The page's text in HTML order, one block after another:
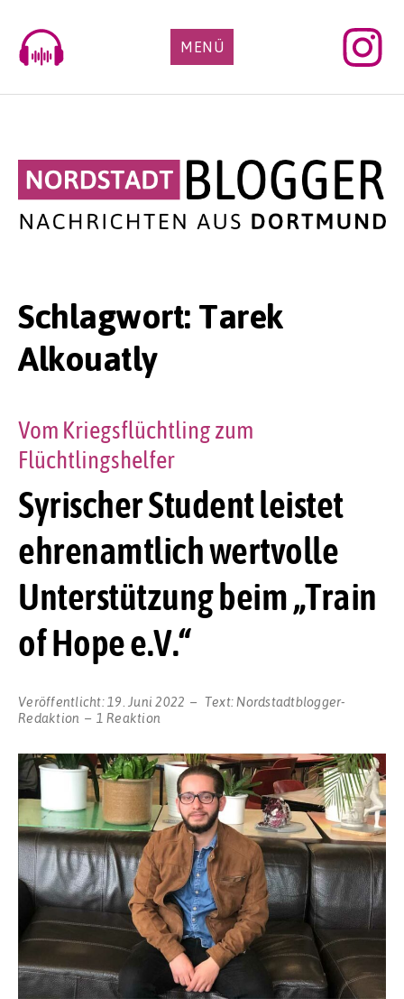
content
MENÜ
Schlagwort: Tarek
Alkouatly
Syrischer Student leistet
ehrenamtlich wertvolle
Unterstützung beim „Train
of Hope e.V.“
Vom Kriegsflüchtling zum
Flüchtlingshelfer
Veröffentlicht: 19. Juni 2022 Text: Nordstadtblogger-
Redaktion
1 Reaktion